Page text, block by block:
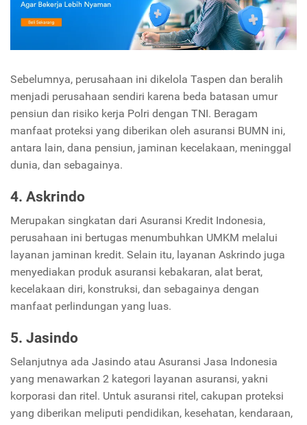
Sebelumnya, perusahaan ini dikelola Taspen dan beralih
menjadi perusahaan sendiri karena beda batasan umur
pensiun dan risiko kerja Polri dengan TNI. Beragam
manfaat proteksi yang diberikan oleh asuransi BUMN ini,
antara lain, dana pensiun, jaminan kecelakaan, meninggal
dunia, dan sebagainya.
4. Askrindo
Merupakan singkatan dari Asuransi Kredit Indonesia,
perusahaan ini bertugas menumbuhkan UMKM melalui
layanan jaminan kredit. Selain itu, layanan Askrindo juga
menyediakan produk asuransi kebakaran, alat berat,
kecelakaan diri, konstruksi, dan sebagainya dengan
manfaat perlindungan yang luas.
5. Jasindo
Selanjutnya ada Jasindo atau Asuransi Jasa Indonesia
yang menawarkan 2 kategori layanan asuransi, yakni
korporasi dan ritel. Untuk asuransi ritel, cakupan proteksi
yang diberikan meliputi pendidikan, kesehatan, kendaraan,